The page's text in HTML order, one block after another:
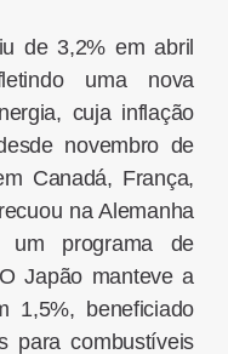
de 3,2% em abril
uma nova
cuja inflação
novembro de
Canadá, França,
na Alemanha
um programa de
Japão manteve a
1,5%, beneficiado
para combustíveis